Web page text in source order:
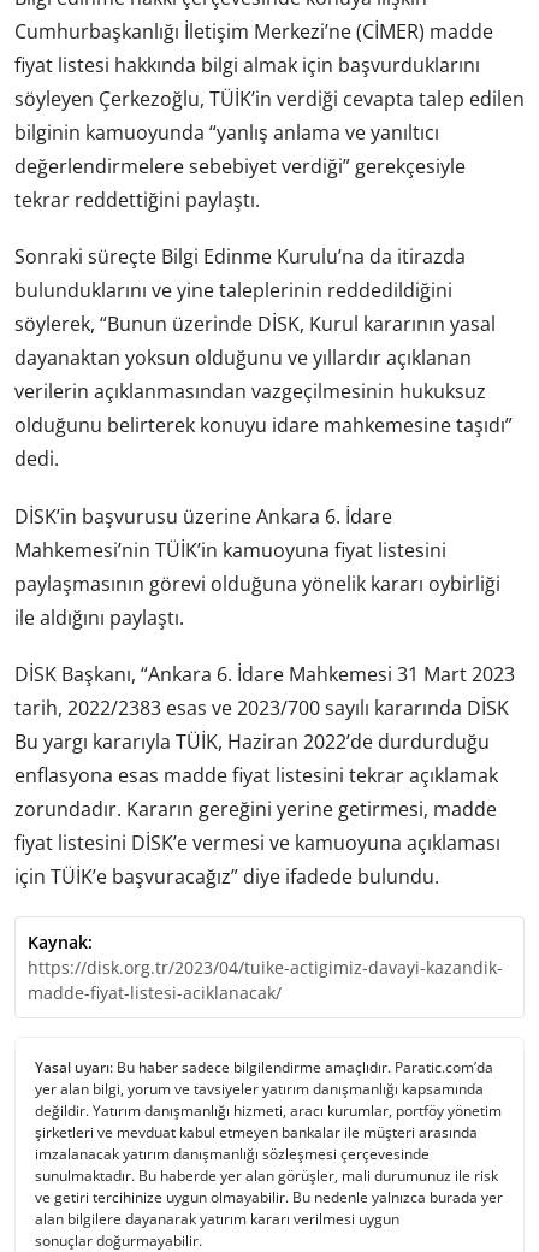
Cumhurbaşkanlığı İletişim Merkezi’ne (CİMER) madde
fiyat listesi hakkında bilgi almak için başvurduklarını
söyleyen Çerkezoğlu, TÜİK’in verdiği cevapta talep edilen
bilginin kamuoyunda “yanlış anlama ve yanıltıcı
değerlendirmelere sebebiyet verdiği” gerekçesiyle
tekrar reddettiğini paylaştı.
Sonraki süreçte Bilgi Edinme Kurulu’na da itirazda
bulunduklarını ve yine taleplerinin reddedildiğini
söylerek, “Bunun üzerinde DİSK, Kurul kararının yasal
dayanaktan yoksun olduğunu ve yıllardır açıklanan
verilerin açıklanmasından vazgeçilmesinin hukuksuz
olduğunu belirterek konuyu idare mahkemesine taşıdı”
dedi.
DİSK’in başvurusu üzerine Ankara 6. İdare
Mahkemesi’nin TÜİK’in kamuoyuna fiyat listesini
paylaşmasının görevi olduğuna yönelik kararı oybirliği
ile aldığını paylaştı.
DİSK Başkanı, “Ankara 6. İdare Mahkemesi 31 Mart 2023
tarih, 2022/2383 esas ve 2023/700 sayılı kararında DİSK
Bu yargı kararıyla TÜİK, Haziran 2022’de durdurduğu
enflasyona esas madde fiyat listesini tekrar açıklamak
zorundadır. Kararın gereğini yerine getirmesi, madde
fiyat listesini DİSK’e vermesi ve kamuoyuna açıklaması
için TÜİK’e başvuracağız” diye ifadede bulundu.
Kaynak:
https://disk.org.tr/2023/04/tuike-actigimiz-davayi-kazandik-
madde-fiyat-listesi-aciklanacak/
Yasal uyarı: Bu haber sadece bilgilendirme amaçlıdır. Paratic.com’da
yer alan bilgi, yorum ve tavsiyeler yatırım danışmanlığı kapsamında
değildir. Yatırım danışmanlığı hizmeti, aracı kurumlar, portföy yönetim
şirketleri ve mevduat kabul etmeyen bankalar ile müşteri arasında
imzalanacak yatırım danışmanlığı sözleşmesi çerçevesinde
sunulmaktadır. Bu haberde yer alan görüşler, mali durumunuz ile risk
ve getiri tercihinize uygun olmayabilir. Bu nedenle yalnızca burada yer
alan bilgilere dayanarak yatırım kararı verilmesi uygun
sonuçlar doğurmayabilir.